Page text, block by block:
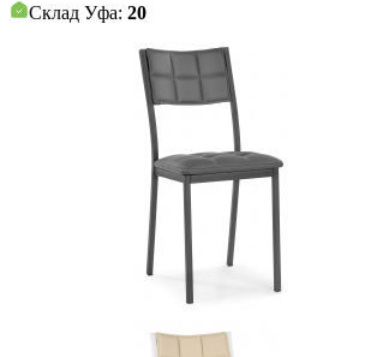
Склад Уфа: 20